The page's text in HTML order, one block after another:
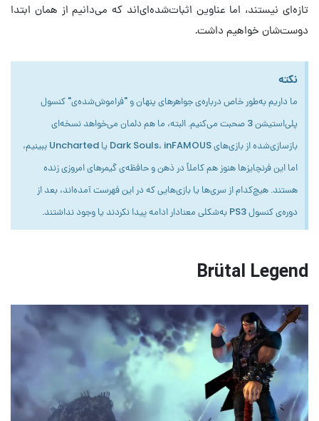
تازه‌ای نیستند، اما عناوین اثبات‌شده‌ای‌اند که می‌دانیم از همان ابتدا
دوست‌شان خواهیم داشت.
نکته
ما داریم به‌طور خاص درباره‌ی جواهرهای پنهان و "فراموش‌شده‌ی" کنسول
پلی‌استیشن 3 صحبت می‌کنیم. البته، ما هم دلمان می‌خواهد نسخه‌ای
بازسازی‌شده از بازی‌های Dark Souls، inFAMOUS یا Uncharted ببینیم،
اما این فرنچایزها هنوز هم کاملاً در ذهن و حافظه‌ی گیمرهای امروزی زنده
هستند. هیچ‌کدام از سری‌ها یا بازی‌هایی که در این فهرست آمده‌اند، بعد از
دوره‌ی کنسول PS3 به‌شکلی معنادار ادامه پیدا نکردند یا وجود نداشتند.
Brütal Legend